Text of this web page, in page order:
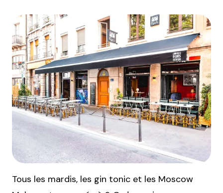
Tous les mardis, les gin tonic et les Moscow